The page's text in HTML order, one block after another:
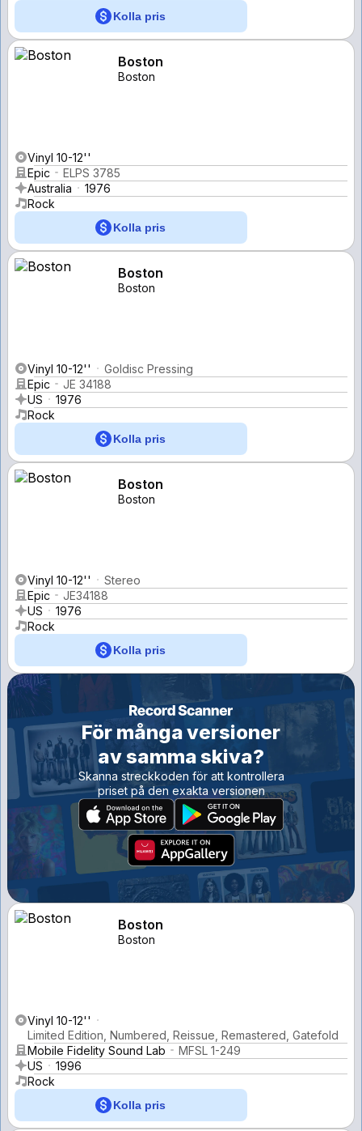
Kolla pris
Boston
Boston
Vinyl 10-12''
Epic
ELPS 3785
Australia
1976
Rock
Kolla pris
Boston
Boston
Vinyl 10-12''
Goldisc Pressing
Epic
JE 34188
US
1976
Rock
Kolla pris
Boston
Boston
Vinyl 10-12''
Stereo
Epic
JE34188
US
1976
Rock
Kolla pris
För många versioner
av samma skiva?
Skanna streckkoden för att kontrollera
priset på den exakta versionen
Boston
Boston
Vinyl 10-12''
Limited Edition, Numbered, Reissue, Remastered, Gatefold
Mobile Fidelity Sound Lab
MFSL 1-249
US
1996
Rock
Kolla pris